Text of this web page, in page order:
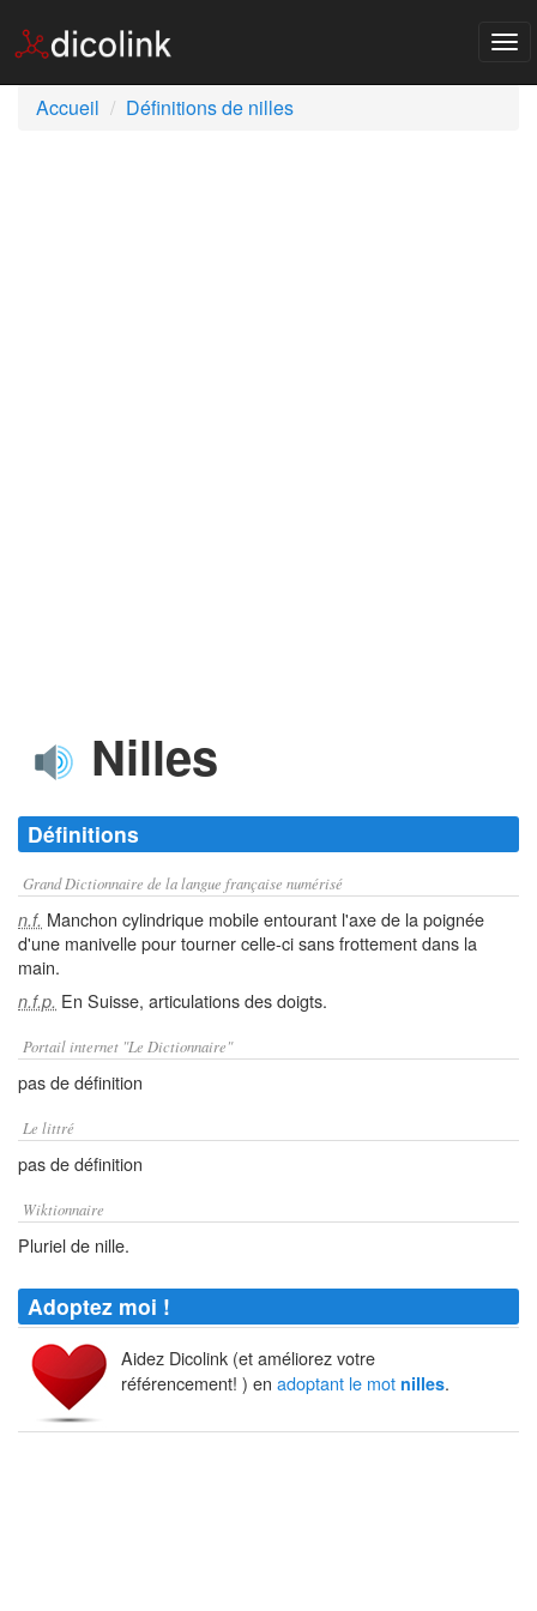
Accueil
Définitions de nilles
Nilles
Définitions
Grand Dictionnaire de la langue française numérisé
n.f. Manchon cylindrique mobile entourant l'axe de la poignée
d'une manivelle pour tourner celle-ci sans frottement dans la
main.
n.f.p. En Suisse, articulations des doigts.
Portail internet "Le Dictionnaire"
pas de définition
Le littré
pas de définition
Wiktionnaire
Pluriel de nille.
Adoptez moi !
Aidez Dicolink (et améliorez votre
référencement! ) en adoptant le mot nilles.